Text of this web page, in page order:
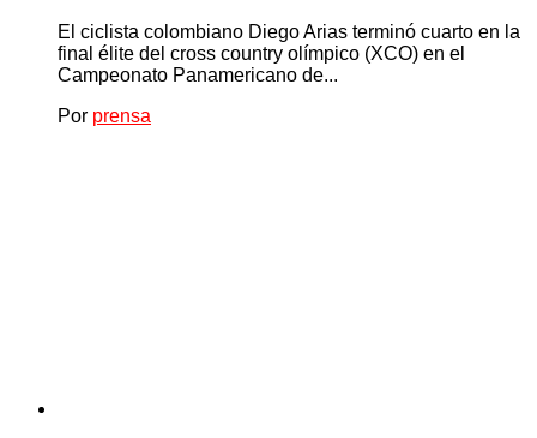
El ciclista colombiano Diego Arias terminó cuarto en la
final élite del cross country olímpico (XCO) en el
Campeonato Panamericano de...
Por prensa